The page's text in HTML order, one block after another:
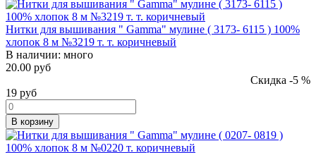
Нитки для вышивания " Gamma" мулине ( 3173- 6115 ) 100%
хлопок 8 м №3219 т. т. коричневый
В наличии: много
20.00 руб
Скидка -5 %
19 руб
В корзину